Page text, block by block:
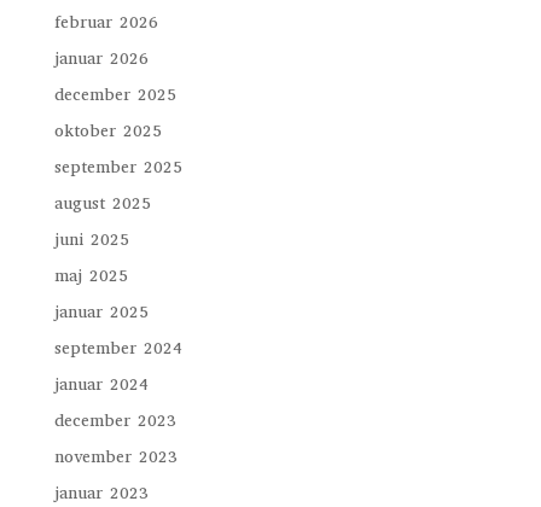
februar 2026
januar 2026
december 2025
oktober 2025
september 2025
august 2025
juni 2025
maj 2025
januar 2025
september 2024
januar 2024
december 2023
november 2023
januar 2023